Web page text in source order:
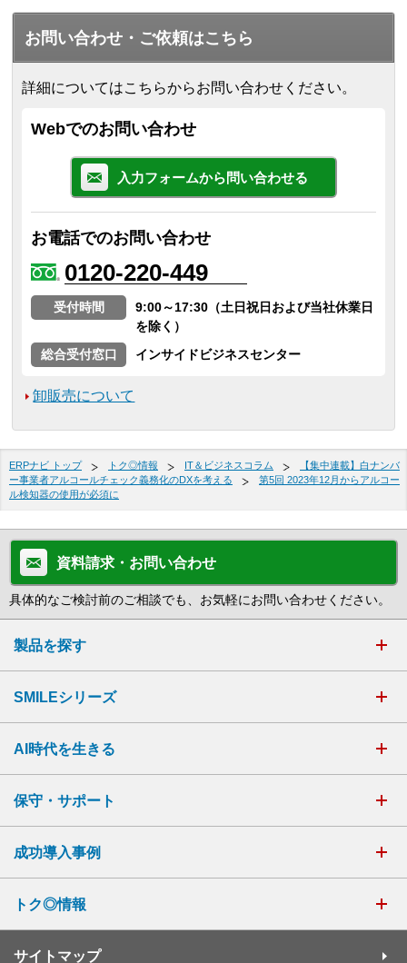
お問い合わせ・ご依頼はこちら
詳細についてはこちらからお問い合わせください。
Webでのお問い合わせ
入力フォームから問い合わせる
お電話でのお問い合わせ
0120-220-449
受付時間
9:00～17:30（土日祝日および当社休業日
を除く）
総合受付窓口
インサイドビジネスセンター
卸販売について
ERPナビ トップ トク◎情報 IT＆ビジネスコラム
【集中連載】白ナンバ
ー事業者アルコールチェック義務化のDXを考える
第5回 2023年12月からアルコー
ル検知器の使用が必須に
資料請求・お問い合わせ
具体的なご検討前のご相談でも、お気軽にお問い合わせください。
製品を探す
SMILEシリーズ
AI時代を生きる
保守・サポート
成功導入事例
トク◎情報
サイトマップ